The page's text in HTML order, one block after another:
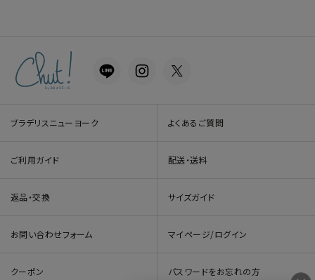
ブラデリスニューヨーク よくあるご質問
ご利用ガイド 配送・送料
返品・交換 サイズガイド
お問い合わせフォーム マイページ/ログイン
クーポン パスワードをお忘れの方